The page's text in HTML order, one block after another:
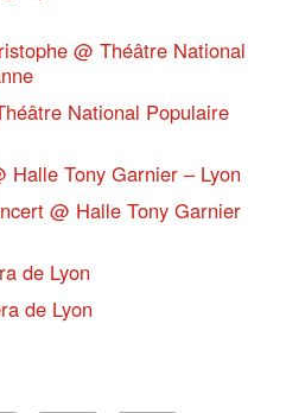
@ Théâtre National
National Populaire
Halle Tony Garnier – Lyon
@ Halle Tony Garnier
de Lyon
de Lyon